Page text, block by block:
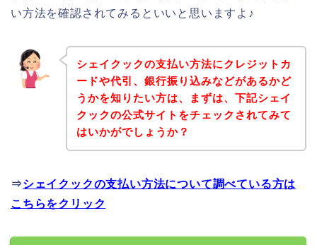
い方法を確認されてみるといいと思いますよ♪
シェイクックの支払い方法にクレジットカ
ードや代引、銀行振り込みなどがあるかど
うかを知りたい方は、まずは、下記シェイ
クックの公式サイトをチェックされてみて
はいかがでしょうか？
⇒シェイクックの支払い方法について調べている方は
こちらをクリック